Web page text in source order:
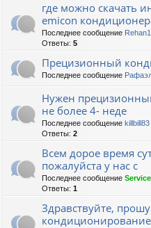
где можно скачать
emicon
Последнее сообщение
Ответы: 5
Прецизионный
Последнее сообщение
Нужен
не более 4- неде
Последнее сообщение killbill83
Ответы: 2
Всем дорое время
пожалуйста у нас с
Последнее сообщение
Ответы: 1
Здравствуйте,